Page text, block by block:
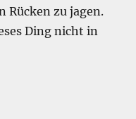
Rücken zu jagen.
Ding nicht in